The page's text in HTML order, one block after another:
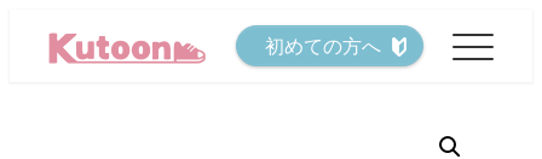
初めての方へ